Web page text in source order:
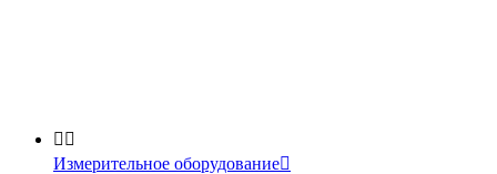
 
Измерительное оборудование